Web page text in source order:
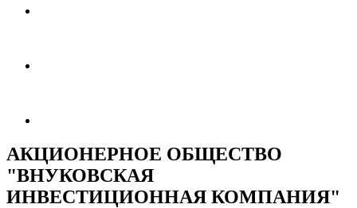
АКЦИОНЕРНОЕ ОБЩЕСТВО
"ВНУКОВСКАЯ
ИНВЕСТИЦИОННАЯ КОМПАНИЯ"